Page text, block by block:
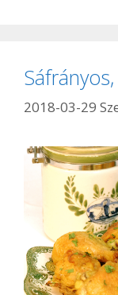
2018-03-29